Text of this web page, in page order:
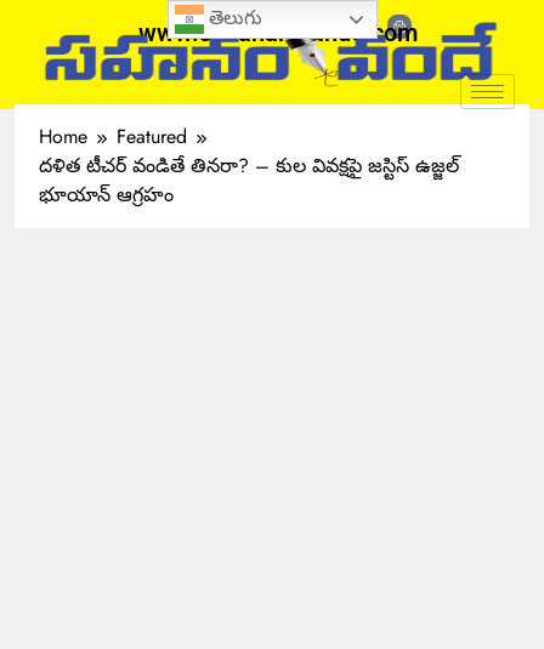
www.sahanamvande.com
Home
Featured
దళిత టీచర్‌ వండితే తినరా? – కుల వివక్షపై జస్టిస్‌ ఉజ్జల్‌
భూయాన్‌ ఆగ్రహం
తెలుగు